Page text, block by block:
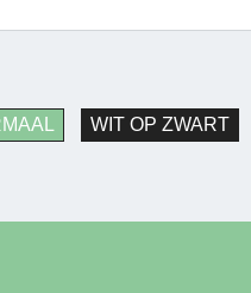
WIT OP ZWART